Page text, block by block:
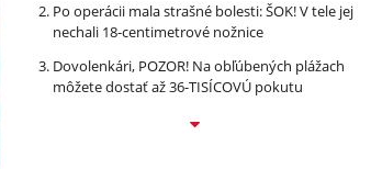
Po operácii mala strašné bolesti: ŠOK! V tele jej
nechali 18-centimetrové nožnice
Dovolenkári, POZOR! Na obľúbených plážach
môžete dostať až 36-TISÍCOVÚ pokutu